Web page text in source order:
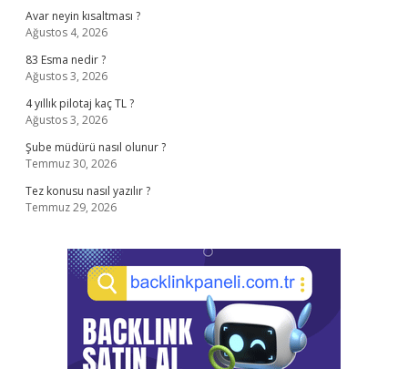
Avar neyin kısaltması ?
Ağustos 4, 2026
83 Esma nedir ?
Ağustos 3, 2026
4 yıllık pilotaj kaç TL ?
Ağustos 3, 2026
Şube müdürü nasıl olunur ?
Temmuz 30, 2026
Tez konusu nasıl yazılır ?
Temmuz 29, 2026